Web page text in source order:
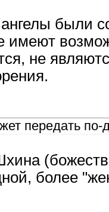
были
не
передать по-
более